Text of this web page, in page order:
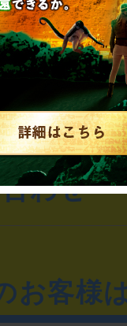
ラボレ
質問や
ださい
わせ
お客様